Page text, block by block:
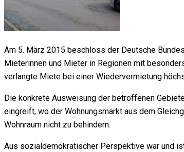
Am 5. März 2015 beschloss der Deutsche
Mieterinnen und Mieter in Regionen mit
verlangte Miete bei einer Wiedervermietung
Die konkrete Ausweisung der betroffenen
eingreift, wo der Wohnungsmarkt aus dem
Wohnraum nicht zu behindern.
Aus sozialdemokratischer Perspektive war und